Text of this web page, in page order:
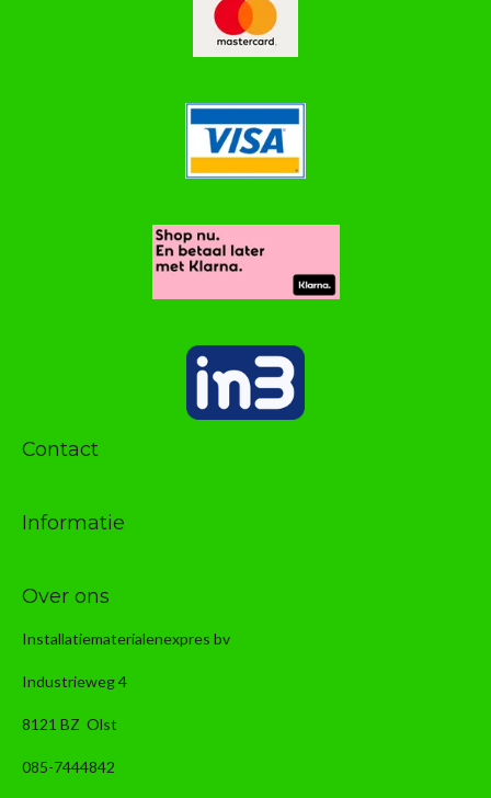
Contact
Informatie
Over ons
Installatiematerialenexpres bv
Industrieweg 4
8121 BZ Olst
085-7444842